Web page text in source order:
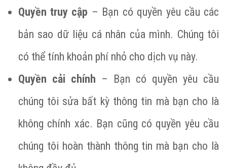
Quyền truy cập – Bạn có quyền yêu cầu các
bản sao dữ liệu cá nhân của mình. Chúng tôi
có thể tính khoản phí nhỏ cho dịch vụ này.
Quyền cải chính – Bạn có quyền yêu cầu
chúng tôi sửa bất kỳ thông tin mà bạn cho là
không chính xác. Bạn cũng có quyền yêu cầu
chúng tôi hoàn thành thông tin mà bạn cho là